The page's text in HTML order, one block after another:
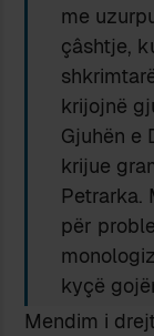
me
çâshtje,
krijojnë
Gjuhën e
krijue
Petrarka.
për
kyçë
Mendim i